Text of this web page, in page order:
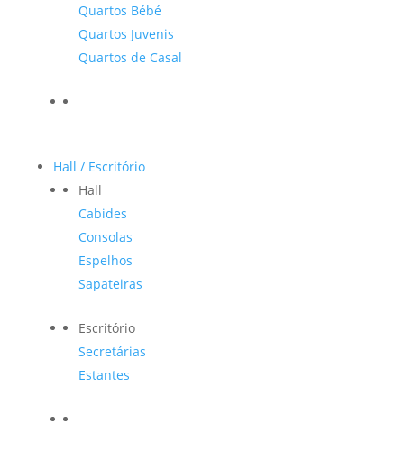
Quartos Bébé
Quartos Juvenis
Quartos de Casal
Hall / Escritório
Hall
Cabides
Consolas
Espelhos
Sapateiras
Escritório
Secretárias
Estantes